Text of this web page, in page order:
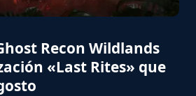
Recon Wildlands
«Last Rites» que